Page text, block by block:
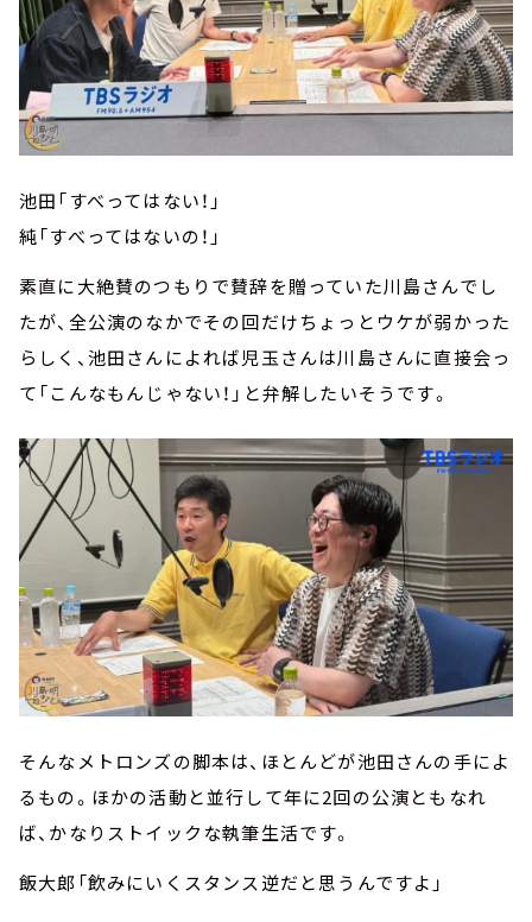
池田「すべってはない！」
純「すべってはないの！」
素直に大絶賛のつもりで賛辞を贈っていた川島さんでし
たが、全公演のなかでその回だけちょっとウケが弱かった
らしく、池田さんによれば児玉さんは川島さんに直接会っ
て「こんなもんじゃない！」と弁解したいそうです。
そんなメトロンズの脚本は、ほとんどが池田さんの手によ
るもの。ほかの活動と並行して年に2回の公演ともなれ
ば、かなりストイックな執筆生活です。
飯大郎「飲みにいくスタンス逆だと思うんですよ」